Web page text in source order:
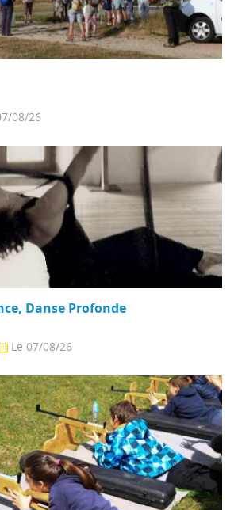
08/26
guides animateurs du Pilat ...
Danse Profonde
Le 07/08/26
Instruments Pilates Improvisations ...